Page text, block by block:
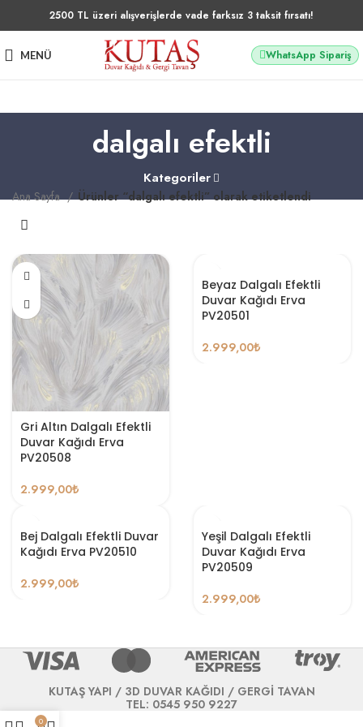
2500 TL üzeri alışverişlerde vade farksız 3 taksit fırsatı!
MENÜ WhatsApp Sipariş
dalgalı efektli
Kategoriler
Ana Sayfa Ürünler “dalgalı efektli” olarak etiketlendi
Gri Altın Dalgalı Efektli
Duvar Kağıdı Erva
PV20508
2.999,00₺
Beyaz Dalgalı Efektli
Duvar Kağıdı Erva
PV20501
2.999,00₺
Bej Dalgalı Efektli Duvar
Kağıdı Erva PV20510
2.999,00₺
Yeşil Dalgalı Efektli
Duvar Kağıdı Erva
PV20509
2.999,00₺
KUTAŞ YAPI / 3D DUVAR KAĞIDI / GERGİ TAVAN
TEL: 0545 950 9227
0